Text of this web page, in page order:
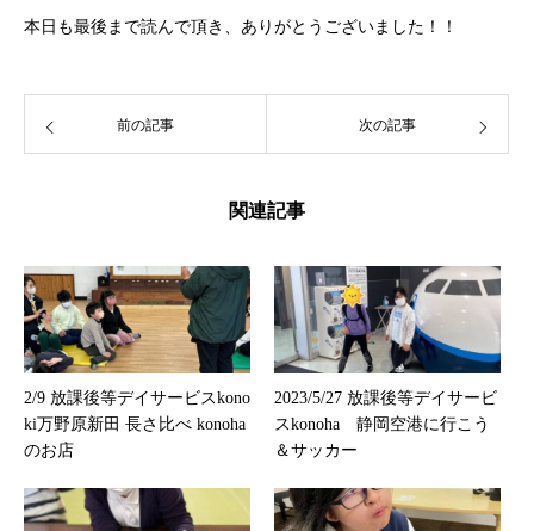
本日も最後まで読んで頂き、ありがとうございました！！
前の記事 次の記事
関連記事
2/9 放課後等デイサービスkono
ki万野原新田 長さ比べ konoha
のお店
2023/5/27 放課後等デイサービ
スkonoha 静岡空港に行こう
＆サッカー